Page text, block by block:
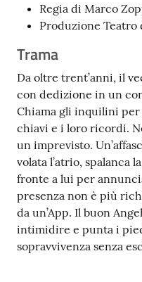
Regia di Marco
Produzione Teatro
Trama
Da oltre trent’anni, il
con dedizione in un
Chiama gli inquilini
chiavi e i loro ricordi.
un imprevisto.
volata l’atrio, spalanca
fronte a lui per
presenza non è più
da un’App. Il buon
intimidire e punta i
sopravvivenza senza